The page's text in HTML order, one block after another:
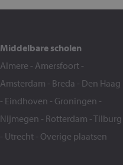
Middelbare scholen
Almere - Amersfoort -
Amsterdam - Breda - Den Haag
- Eindhoven - Groningen -
Nijmegen - Rotterdam -Tilburg
- Utrecht - Overige plaatsen